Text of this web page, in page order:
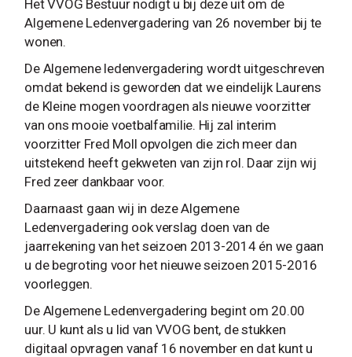
Het VVOG Bestuur nodigt u bij deze uit om de
Algemene Ledenvergadering van 26 november bij te
wonen.
De Algemene ledenvergadering wordt uitgeschreven
omdat bekend is geworden dat we eindelijk Laurens
de Kleine mogen voordragen als nieuwe voorzitter
van ons mooie voetbalfamilie. Hij zal interim
voorzitter Fred Moll opvolgen die zich meer dan
uitstekend heeft gekweten van zijn rol. Daar zijn wij
Fred zeer dankbaar voor.
Daarnaast gaan wij in deze Algemene
Ledenvergadering ook verslag doen van de
jaarrekening van het seizoen 2013-2014 én we gaan
u de begroting voor het nieuwe seizoen 2015-2016
voorleggen.
De Algemene Ledenvergadering begint om 20.00
uur. U kunt als u lid van VVOG bent, de stukken
digitaal opvragen vanaf 16 november en dat kunt u